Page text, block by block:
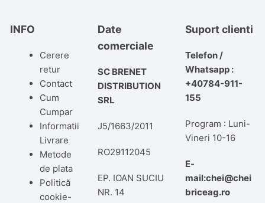
INFO
Cerere
retur
Contact
Cum
Cumpar
Informatii
Livrare
Metode
de plata
Politică
cookie-
Date
comerciale
SC BRENET
DISTRIBUTION
SRL
J5/1663/2011
RO29112045
EP. IOAN SUCIU
NR. 14
Suport clienti
Telefon /
Whatsapp :
+40784-911-
155
Program : Luni-
Vineri 10-16
E-
mail:chei@chei
briceag.ro